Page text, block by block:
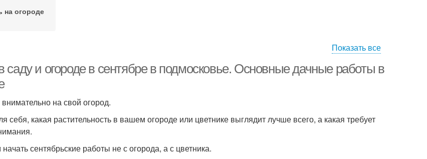
на огороде
Показать все
саду и огороде в сентябре в подмосковье. Основные дачные работы в
на свой огород.
себя, какая растительность в вашем огороде или цветнике выглядит лучше всего, а какая требует
сентябрьские работы не с огорода, а с цветника.